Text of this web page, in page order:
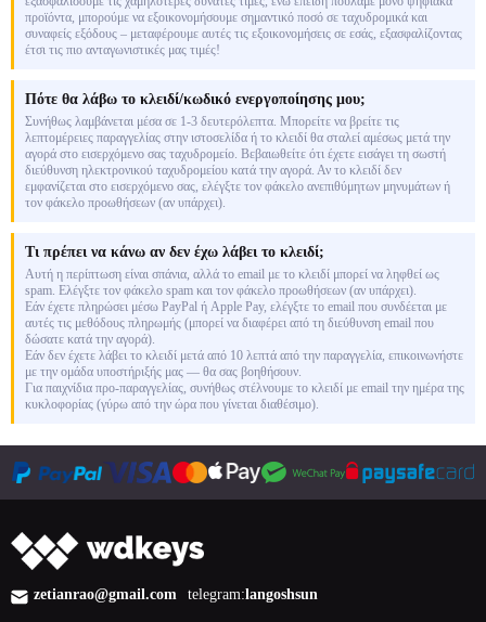
προϊόντα, μπορούμε να εξοικονομήσουμε σημαντικό ποσό σε ταχυδρομικά και
συναφείς εξόδους – μεταφέρουμε αυτές τις εξοικονομήσεις σε εσάς, εξασφαλίζοντας
έτσι τις πιο ανταγωνιστικές μας τιμές!
Πότε θα λάβω το κλειδί/κωδικό ενεργοποίησης μου;
Συνήθως λαμβάνεται μέσα σε 1-3 δευτερόλεπτα. Μπορείτε να βρείτε τις
λεπτομέρειες παραγγελίας στην ιστοσελίδα ή το κλειδί θα σταλεί αμέσως μετά την
αγορά στο εισερχόμενο σας ταχυδρομείο. Βεβαιωθείτε ότι έχετε εισάγει τη σωστή
διεύθυνση ηλεκτρονικού ταχυδρομείου κατά την αγορά. Αν το κλειδί δεν
εμφανίζεται στο εισερχόμενο σας, ελέγξτε τον φάκελο ανεπιθύμητων μηνυμάτων ή
τον φάκελο προωθήσεων (αν υπάρχει).
Τι πρέπει να κάνω αν δεν έχω λάβει το κλειδί;
Αυτή η περίπτωση είναι σπάνια, αλλά το email με το κλειδί μπορεί να ληφθεί ως
spam. Ελέγξτε τον φάκελο spam και τον φάκελο προωθήσεων (αν υπάρχει).
Εάν έχετε πληρώσει μέσω PayPal ή Apple Pay, ελέγξτε το email που συνδέεται με
αυτές τις μεθόδους πληρωμής (μπορεί να διαφέρει από τη διεύθυνση email που
δώσατε κατά την αγορά).
Εάν δεν έχετε λάβει το κλειδί μετά από 10 λεπτά από την παραγγελία, επικοινωνήστε
με την ομάδα υποστήριξής μας — θα σας βοηθήσουν.
Για παιχνίδια προ-παραγγελίας, συνήθως στέλνουμε το κλειδί με email την ημέρα της
κυκλοφορίας (γύρω από την ώρα που γίνεται διαθέσιμο).
zetianrao@gmail.com telegram:langoshsun